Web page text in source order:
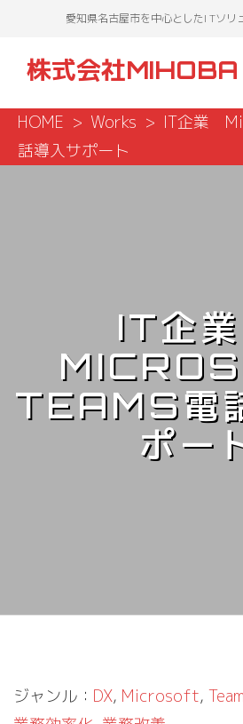
愛知県名古屋市を中心としたI Tソリ
株式会社MIHOBA
HOME Works
IT企業
話導入サポート
IT企
TEAMS電
ポー
ジャンル： DX, Microsoft,